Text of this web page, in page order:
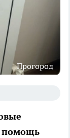
Прогород
помощь